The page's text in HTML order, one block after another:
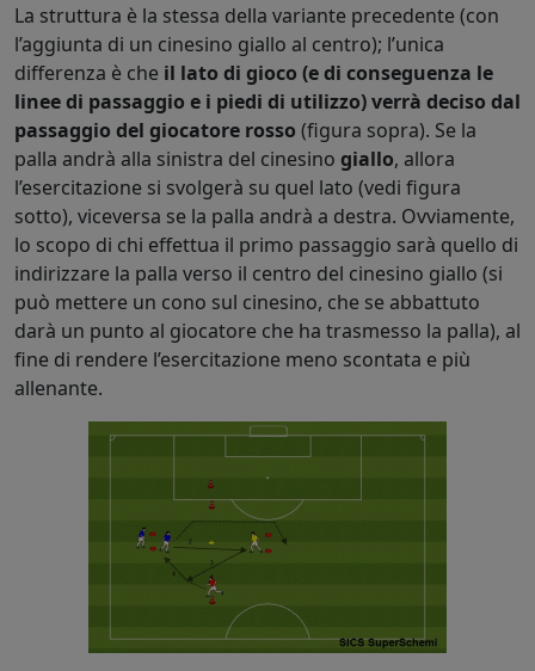
La struttura è la stessa della variante precedente (con
l’aggiunta di un cinesino giallo al centro); l’unica
differenza è che il lato di gioco (e di conseguenza le
linee di passaggio e i piedi di utilizzo) verrà deciso dal
passaggio del giocatore rosso (figura sopra). Se la
palla andrà alla sinistra del cinesino giallo, allora
l’esercitazione si svolgerà su quel lato (vedi figura
sotto), viceversa se la palla andrà a destra. Ovviamente,
lo scopo di chi effettua il primo passaggio sarà quello di
indirizzare la palla verso il centro del cinesino giallo (si
può mettere un cono sul cinesino, che se abbattuto
darà un punto al giocatore che ha trasmesso la palla), al
fine di rendere l’esercitazione meno scontata e più
allenante.